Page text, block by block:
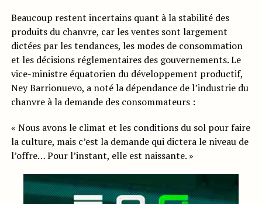
Beaucoup restent incertains quant à la stabilité des
produits du chanvre, car les ventes sont largement
dictées par les tendances, les modes de consommation
et les décisions réglementaires des gouvernements. Le
vice-ministre équatorien du développement productif,
Ney Barrionuevo, a noté la dépendance de l’industrie du
chanvre à la demande des consommateurs :
« Nous avons le climat et les conditions du sol pour faire
la culture, mais c’est la demande qui dictera le niveau de
l’offre… Pour l’instant, elle est naissante. »